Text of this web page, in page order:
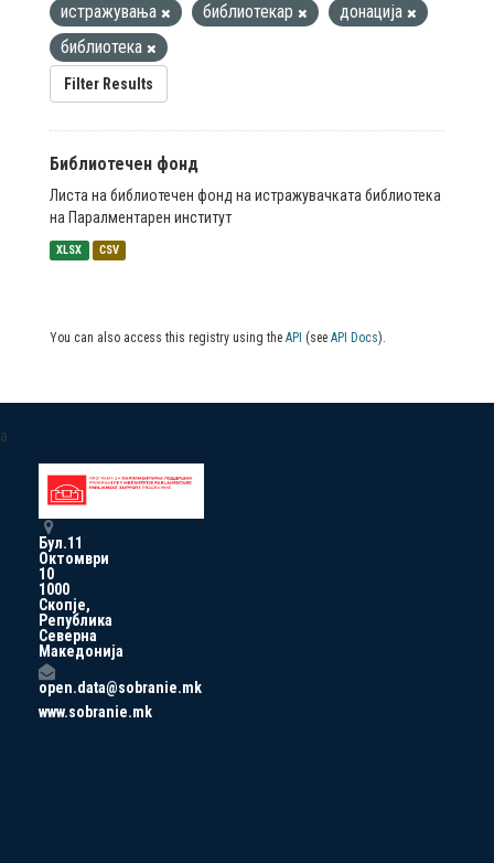
истражувања
библиотекар
донација
библиотека
Filter Results
Библиотечен фонд
Листа на библиотечен фонд на истражувачката библиотека
на Паралментарен институт
XLSX CSV
You can also access this registry using the API (see API Docs).
a
Бул.11
Октомври
10
1000
Скопје,
Република
Северна
Македонија
open.data@sobranie.mk
www.sobranie.mk